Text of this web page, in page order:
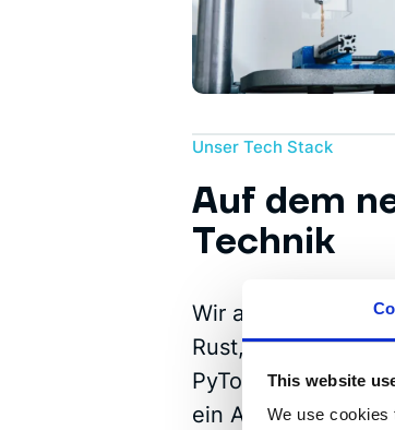
This website
We use cookies
Unser Tech Stack
Auf dem
Technik
Wir arbeiten gerne
Rust, Django,
PyTorch, ROS2,
ein Auge auf